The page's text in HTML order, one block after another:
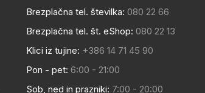
Brezplačna tel. številka: 080 22 66
Brezplačna tel. št. eShop: 080 22 13
Klici iz tujine: +386 14 71 45 90
Pon - pet: 6:00 - 21:00
Sob, ned in prazniki: 7:00 - 20:00